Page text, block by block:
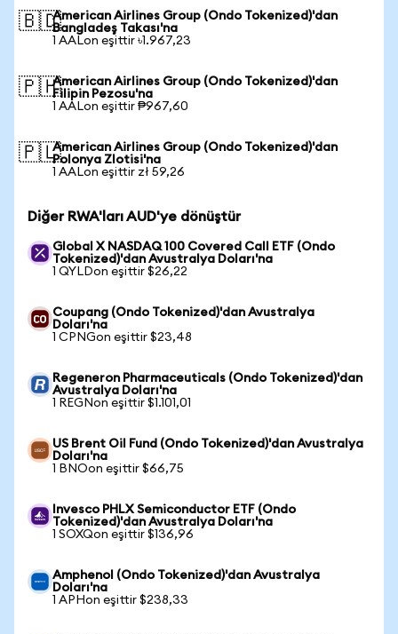
🇧🇩American Airlines Group (Ondo Tokenized)'dan
Bangladeş Takası'na
1 AALon eşittir ৳1.967,23
🇵🇭American Airlines Group (Ondo Tokenized)'dan
Filipin Pezosu'na
1 AALon eşittir ₱967,60
🇵🇱American Airlines Group (Ondo Tokenized)'dan
Polonya Zlotisi'na
1 AALon eşittir zł 59,26
Diğer RWA'ları AUD'ye dönüştür
Global X NASDAQ 100 Covered Call ETF (Ondo
Tokenized)'dan Avustralya Doları'na
1 QYLDon eşittir $26,22
Coupang (Ondo Tokenized)'dan Avustralya
Doları'na
1 CPNGon eşittir $23,48
Regeneron Pharmaceuticals (Ondo Tokenized)'dan
Avustralya Doları'na
1 REGNon eşittir $1.101,01
US Brent Oil Fund (Ondo Tokenized)'dan Avustralya
Doları'na
1 BNOon eşittir $66,75
Invesco PHLX Semiconductor ETF (Ondo
Tokenized)'dan Avustralya Doları'na
1 SOXQon eşittir $136,96
Amphenol (Ondo Tokenized)'dan Avustralya
Doları'na
1 APHon eşittir $238,33